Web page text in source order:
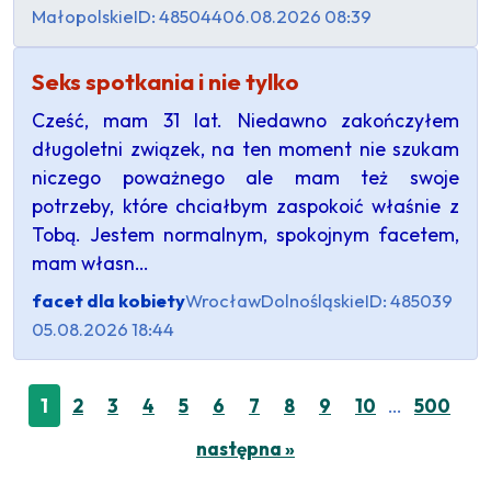
MałopolskieID: 48504406.08.2026 08:39
Seks spotkania i nie tylko
Cześć, mam 31 lat. Niedawno zakończyłem
długoletni związek, na ten moment nie szukam
niczego poważnego ale mam też swoje
potrzeby, które chciałbym zaspokoić właśnie z
Tobą. Jestem normalnym, spokojnym facetem,
mam własn…
facet dla kobietyWrocławDolnośląskieID: 485039
05.08.2026 18:44
1 2 3 4 5 6 7 8 9 10 …
500
następna »